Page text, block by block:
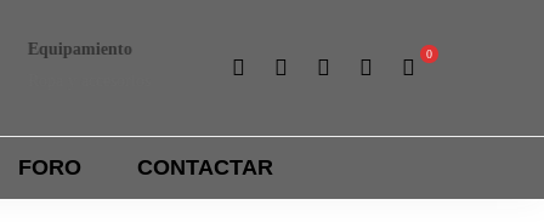
Equipamiento
Importantes premios
FORO CONTACTAR